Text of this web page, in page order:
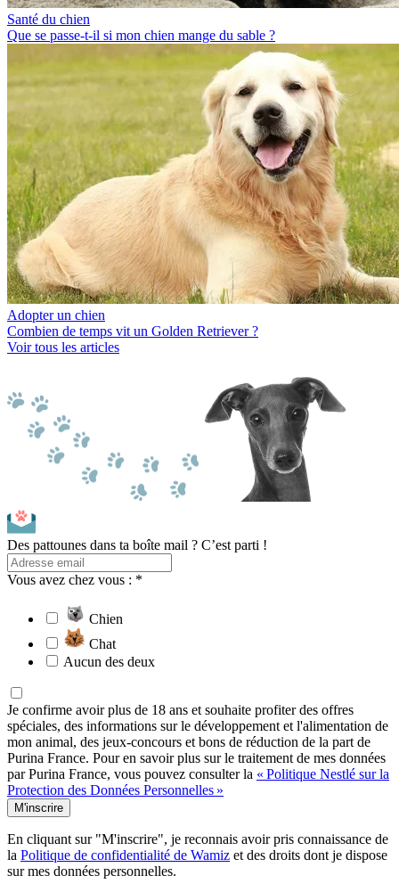
Santé du chien
Que se passe-t-il si mon chien mange du sable ?
Adopter un chien
Combien de temps vit un Golden Retriever ?
Voir tous les articles
Des pattounes dans ta boîte mail ? C’est parti !
Vous avez chez vous : *
Chien
Chat
Aucun des deux
Je confirme avoir plus de 18 ans et souhaite profiter des offres
spéciales, des informations sur le développement et l'alimentation de
mon animal, des jeux-concours et bons de réduction de la part de
Purina France. Pour en savoir plus sur le traitement de mes données
par Purina France, vous pouvez consulter la « Politique Nestlé sur la
Protection des Données Personnelles »
M'inscrire
En cliquant sur "M'inscrire", je reconnais avoir pris connaissance de
la Politique de confidentialité de Wamiz et des droits dont je dispose
sur mes données personnelles.